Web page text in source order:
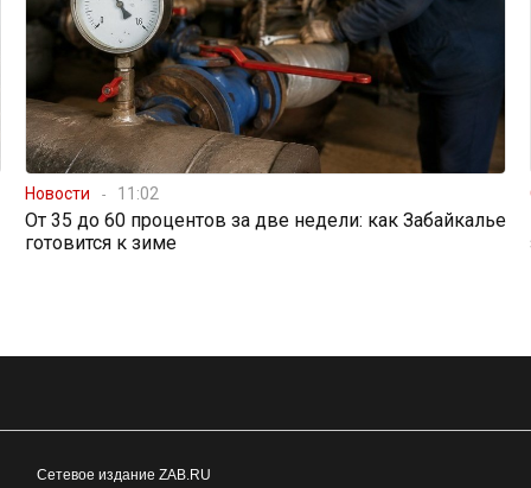
Новости 11:02
От 35 до 60 процентов за две недели: как Забайкалье
готовится к зиме
Сетевое издание ZAB.RU